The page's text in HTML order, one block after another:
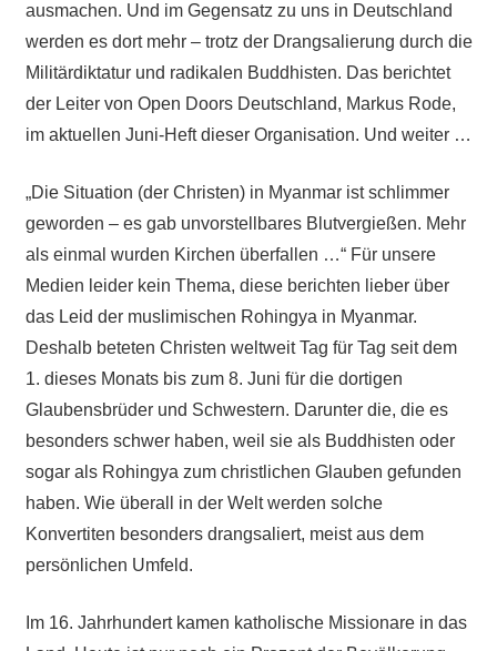
ausmachen. Und im Gegensatz zu uns in Deutschland
werden es dort mehr – trotz der Drangsalierung durch die
Militärdiktatur und radikalen Buddhisten. Das berichtet
der Leiter von Open Doors Deutschland, Markus Rode,
im aktuellen Juni-Heft dieser Organisation. Und weiter …
„Die Situation (der Christen) in Myanmar ist schlimmer
geworden – es gab unvorstellbares Blutvergießen. Mehr
als einmal wurden Kirchen überfallen …“ Für unsere
Medien leider kein Thema, diese berichten lieber über
das Leid der muslimischen Rohingya in Myanmar.
Deshalb beteten Christen weltweit Tag für Tag seit dem
1. dieses Monats bis zum 8. Juni für die dortigen
Glaubensbrüder und Schwestern. Darunter die, die es
besonders schwer haben, weil sie als Buddhisten oder
sogar als Rohingya zum christlichen Glauben gefunden
haben. Wie überall in der Welt werden solche
Konvertiten besonders drangsaliert, meist aus dem
persönlichen Umfeld.
Im 16. Jahrhundert kamen katholische Missionare in das